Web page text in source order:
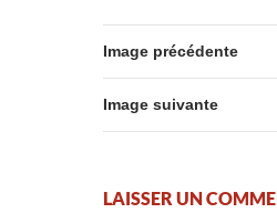
Image précédente
Image suivante
LAISSER UN